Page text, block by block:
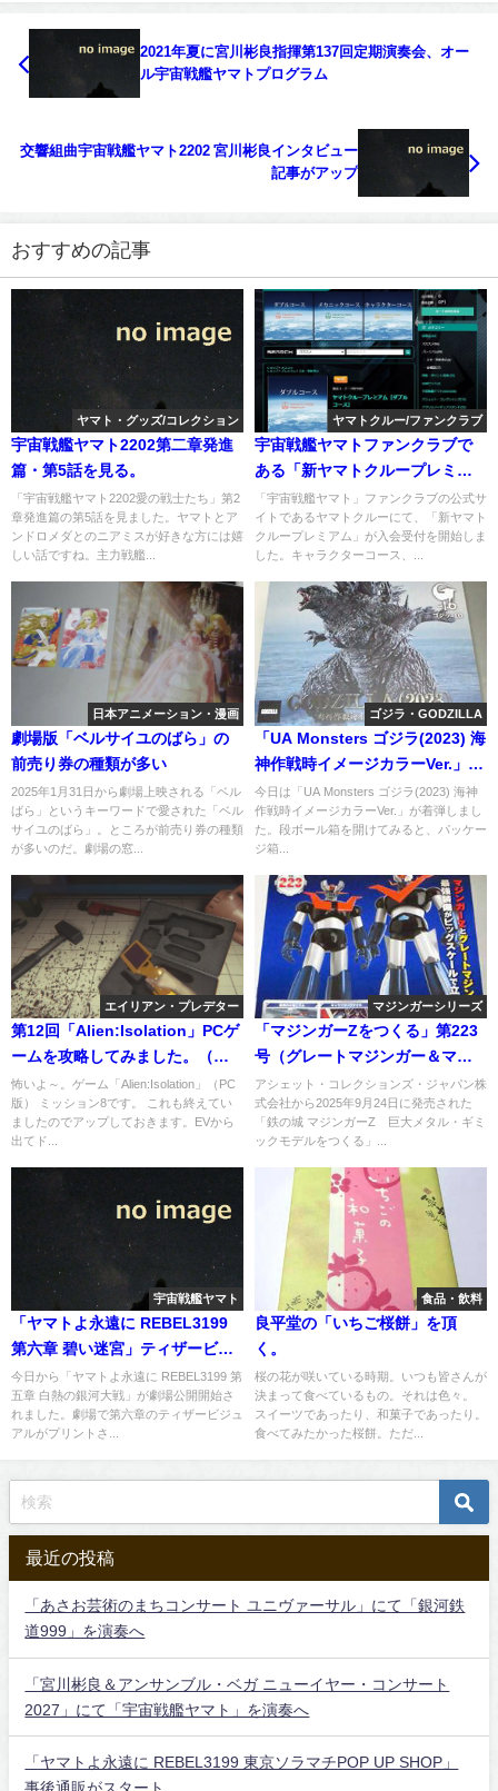
2021年夏に宮川彬良指揮第137回定期演奏会、オー
ル宇宙戦艦ヤマトプログラム
交響組曲宇宙戦艦ヤマト2202 宮川彬良インタビュー
記事がアップ
おすすめの記事
ヤマト・グッズ/コレクション
宇宙戦艦ヤマト2202第二章発進
篇・第5話を見る。
「宇宙戦艦ヤマト2202愛の戦士たち」第2
章発進篇の第5話を見ました。ヤマトとア
ンドロメダとのニアミスが好きな方には嬉
しい話ですね。主力戦艦...
ヤマトクルー/ファンクラブ
宇宙戦艦ヤマトファンクラブで
ある「新ヤマトクループレミア
ム」が入会受付開始
「宇宙戦艦ヤマト」ファンクラブの公式サ
イトであるヤマトクルーにて、「新ヤマト
クループレミアム」が入会受付を開始しま
した。キャラクターコース、...
日本アニメーション・漫画
劇場版「ベルサイユのばら」の
前売り券の種類が多い
2025年1月31日から劇場上映される「ベル
ばら」というキーワードで愛された「ベル
サイユのばら」。ところが前売り券の種類
が多いのだ。劇場の窓...
ゴジラ・GODZILLA
「UA Monsters ゴジラ(2023) 海
神作戦時イメージカラーVer.」が
着弾
今日は「UA Monsters ゴジラ(2023) 海神
作戦時イメージカラーVer.」が着弾しまし
た。段ボール箱を開けてみると、パッケー
ジ箱...
エイリアン・プレデター
第12回「Alien:Isolation」PCゲ
ームを攻略してみました。（最
高難度）
怖いよ～。ゲーム「Alien:Isolation」（PC
版） ミッション8です。 これも終えてい
ましたのでアップしておきます。EVから
出てド...
マジンガーシリーズ
「マジンガーZをつくる」第223
号（グレートマジンガー＆マジ
ンガーZ 最強装備編）
アシェット・コレクションズ・ジャパン株
式会社から2025年9月24日に発売された
「鉄の城 マジンガーZ 巨大メタル・ギミ
ックモデルをつくる」...
宇宙戦艦ヤマト
「ヤマトよ永遠に REBEL3199
第六章 碧い迷宮」ティザービジ
ュアルが公開
今日から「ヤマトよ永遠に REBEL3199 第
五章 白熱の銀河大戦」が劇場公開開始さ
れました。劇場で第六章のティザービジュ
アルがプリントさ...
食品・飲料
良平堂の「いちご桜餅」を頂
く。
桜の花が咲いている時期。いつも皆さんが
決まって食べているもの。それは色々。
スイーツであったり、和菓子であったり。
食べてみたかった桜餅。ただ...
最近の投稿
「あさお芸術のまちコンサート ユニヴァーサル」にて「銀河鉄
道999」を演奏へ
「宮川彬良＆アンサンブル・ベガ ニューイヤー・コンサート
2027」にて「宇宙戦艦ヤマト」を演奏へ
「ヤマトよ永遠に REBEL3199 東京ソラマチPOP UP SHOP」
事後通販がスタート